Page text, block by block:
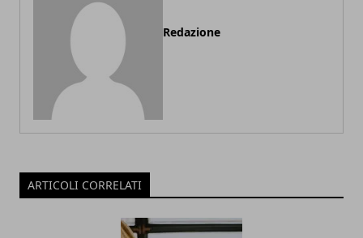
Redazione
ARTICOLI CORRELATI